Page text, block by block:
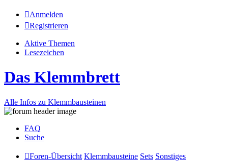
Anmelden
Registrieren
Aktive Themen
Lesezeichen
Das Klemmbrett
Alle Infos zu Klemmbausteinen
FAQ
Suche
Foren-Übersicht Klemmbausteine Sets Sonstiges